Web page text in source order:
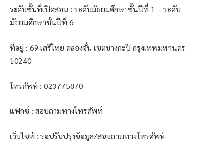
ระดับชั้นที่เปิดสอน : ระดับมัธยมศึกษาชั้นปีที่ 1 – ระดับ
มัธยมศึกษาชั้นปีที่ 6
ที่อยู่ : 69 เสรีไทย คลองจั่น เขตบางกะปิ กรุงเทพมหานคร
10240
โทรศัพท์ : 023775870
แฟกซ์ : สอบถามทางโทรศัพท์
เว็บไซท์ : รอปรับปรุงข้อมูล/สอบถามทางโทรศัพท์